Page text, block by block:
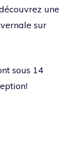
une
sur
sous 14